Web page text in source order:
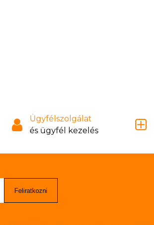
Ügyfélszolgálat
és ügyfél kezelés
Feliratkozni